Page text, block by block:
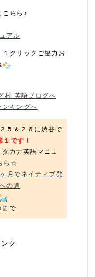
こちら♪
クリックご協力お
ンキングへ
５＆２６に渋谷で
１です！
カナ英語マニュ
ら☆
ヶ月でネイティブ発
の道
まで
ク